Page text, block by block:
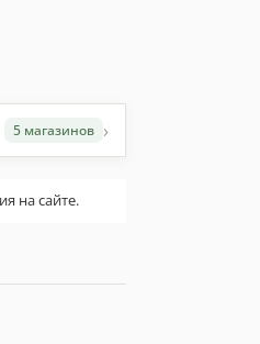
5 магазинов ›
на сайте.